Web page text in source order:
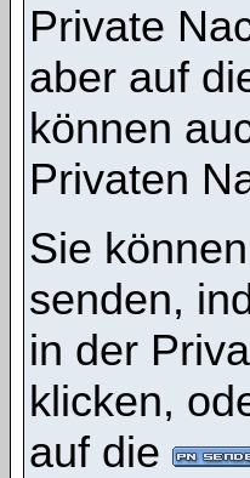
Private
aber auf
können
Privaten
Sie
senden,
in der
klicken,
auf die